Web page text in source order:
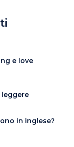
e love
in inglese?